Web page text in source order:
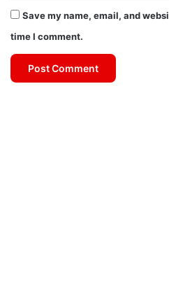
Save my name, email, and
time I comment.